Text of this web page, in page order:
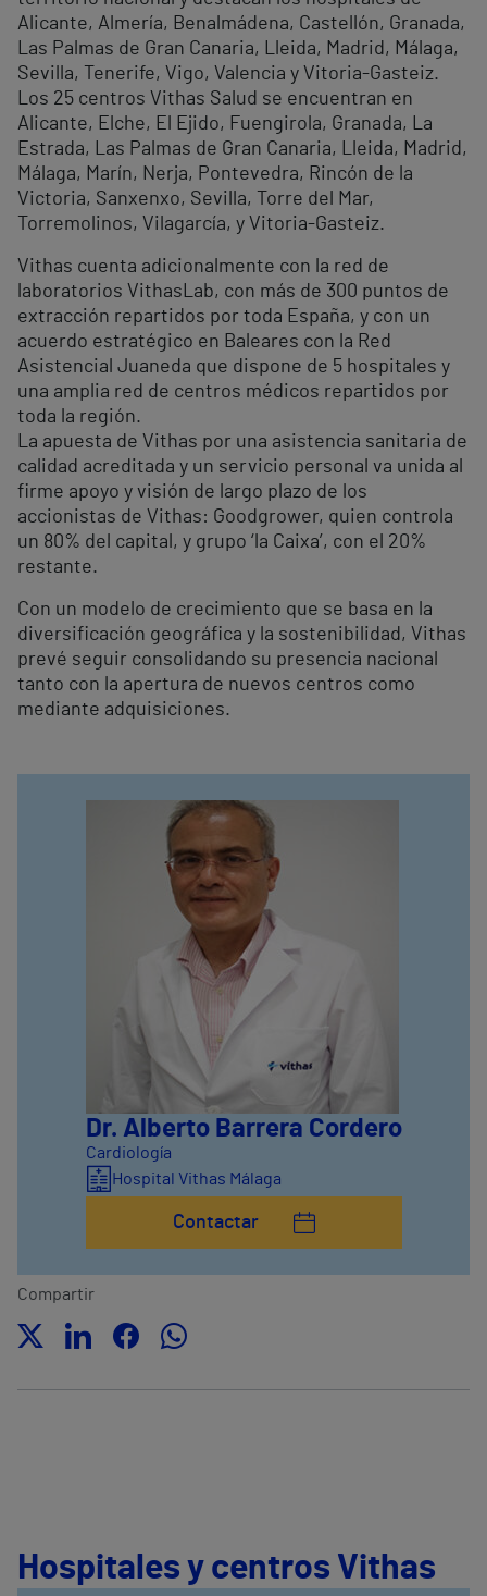
Alicante, Almería, Benalmádena, Castellón, Granada,
Las Palmas de Gran Canaria, Lleida, Madrid, Málaga,
Sevilla, Tenerife, Vigo, Valencia y Vitoria-Gasteiz.
Los 25 centros Vithas Salud se encuentran en
Alicante, Elche, El Ejido, Fuengirola, Granada, La
Estrada, Las Palmas de Gran Canaria, Lleida, Madrid,
Málaga, Marín, Nerja, Pontevedra, Rincón de la
Victoria, Sanxenxo, Sevilla, Torre del Mar,
Torremolinos, Vilagarcía, y Vitoria-Gasteiz.
Vithas cuenta adicionalmente con la red de
laboratorios VithasLab, con más de 300 puntos de
extracción repartidos por toda España, y con un
acuerdo estratégico en Baleares con la Red
Asistencial Juaneda que dispone de 5 hospitales y
una amplia red de centros médicos repartidos por
toda la región.
La apuesta de Vithas por una asistencia sanitaria de
calidad acreditada y un servicio personal va unida al
firme apoyo y visión de largo plazo de los
accionistas de Vithas: Goodgrower, quien controla
un 80% del capital, y grupo ‘la Caixa’, con el 20%
restante.
Con un modelo de crecimiento que se basa en la
diversificación geográfica y la sostenibilidad, Vithas
prevé seguir consolidando su presencia nacional
tanto con la apertura de nuevos centros como
mediante adquisiciones.
Dr. Alberto Barrera Cordero
Cardiología
Hospital Vithas Málaga
Contactar
Compartir
Hospitales y centros Vithas